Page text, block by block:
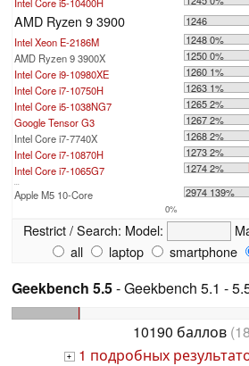
AMD Ryzen 9 3900
1246
Intel Xeon E-2186M
1248 0%
AMD Ryzen 9 3900X
1250 0%
Intel Core i9-10980XE
1260 1%
Intel Core i7-10750H
1263 1%
Intel Core i5-1038NG7
1265 2%
Google Tensor G3
1267 2%
Intel Core i7-7740X
1268 2%
Intel Core i7-10870H
1273 2%
Intel Core i7-1065G7
1274 2%
...
Apple M5 10-Core 2974 139%
0%
Restrict / Search: Model:
all
laptop smartphone
Geekbench 5.5- Geekbench 5.1 -
10190 баллов
+ 1 подробных